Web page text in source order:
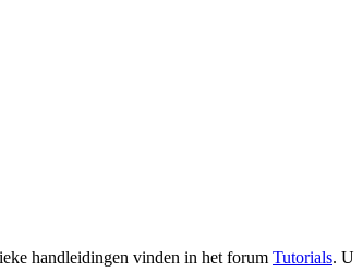
handleidingen vinden in het forum Tutorials. U